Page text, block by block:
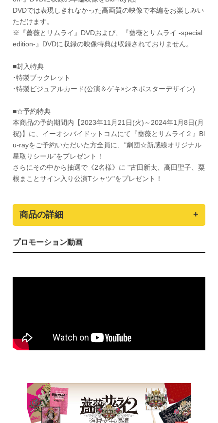
DVDでは表現しきれなかった高画質の映像で本編をお楽しみい
ただけます。
※『薔薇とサムライ』DVDおよび、『薔薇とサムライ -special
edition-』DVDに収録の映像特典は収録されておりません。
■封入特典
･特製ブックレット
･特製ビジュアルカード(公演＆ゲキ×シネポスターデザイン)
■☆予約特典
本商品の予約期間内【2023年11月21日(火)～2024年1月8日(月
祝)】に、イーオシバイドットコムにて『薔薇とサムライ２』Bl
u-rayをご予約いただいた方全員に、"劇団☆新感線オリジナル
星取りシール"をプレゼント！
さらにその中から抽選で《2名様》に "古田新太、高田聖子、粟
根まことサイン入り公演Tシャツ"をプレゼント！
商品の詳細
プロモーション動画